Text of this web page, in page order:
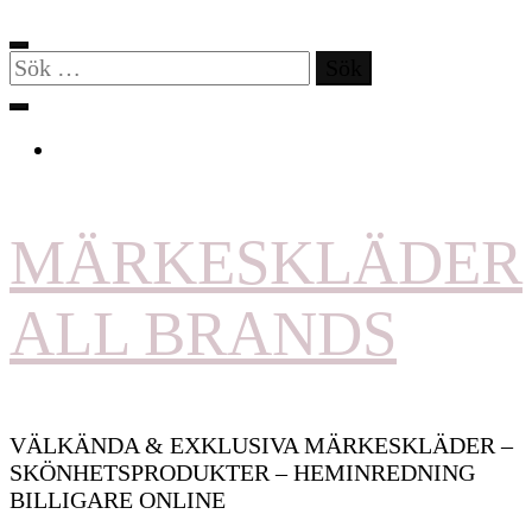
Sök
efter:
MÄRKESKLÄDER
ALL BRANDS
VÄLKÄNDA & EXKLUSIVA MÄRKESKLÄDER –
SKÖNHETSPRODUKTER – HEMINREDNING
BILLIGARE ONLINE